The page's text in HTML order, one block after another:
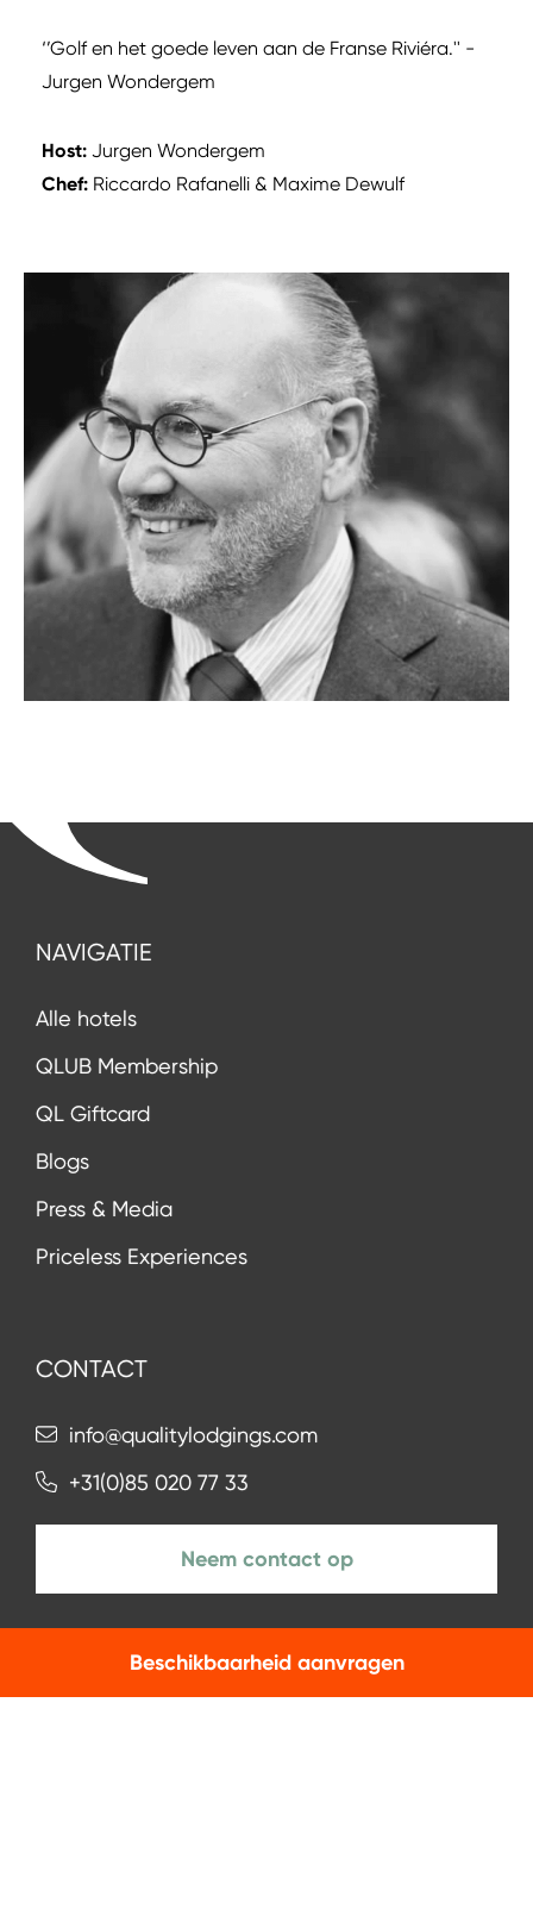
Beschikbaarheid aanvragen
‘’Golf en het goede leven aan de Franse Riviéra.'' -
Jurgen Wondergem
Host: Jurgen Wondergem
Chef: Riccardo Rafanelli & Maxime Dewulf
NAVIGATIE
Alle hotels
QLUB Membership
QL Giftcard
Blogs
Press & Media
Priceless Experiences
CONTACT
info@qualitylodgings.com
+31(0)85 020 77 33
Neem contact op